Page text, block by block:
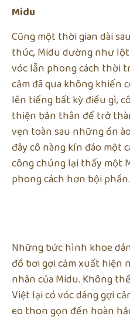
Midu
Cũng một thời gian dài
thúc, Midu dường như
vóc lẫn phong cách thời
cảm đã qua không khiến
lên tiếng bất kỳ điều gì,
thiện bản thân để trở
vẹn toàn sau những ồn
đây cô nàng kín đáo một
công chúng lại thấy một
phong cách hơn bội phần.
Những bức hình khoe
đồ bơi gợi cảm xuất
nhân của Midu. Không
Việt lại có vóc dáng gợi
eo thon gọn đến hoàn